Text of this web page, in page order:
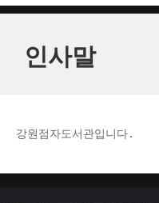
인사말
강원점자도서관입니다.